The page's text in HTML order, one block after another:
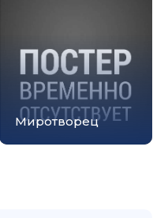
Миротворец